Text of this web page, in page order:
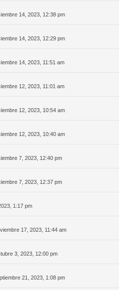
14, 2023, 12:38 pm
14, 2023, 12:29 pm
14, 2023, 11:51 am
12, 2023, 11:01 am
12, 2023, 10:54 am
12, 2023, 10:40 am
7, 2023, 12:40 pm
7, 2023, 12:37 pm
1:17 pm
17, 2023, 11:44 am
3, 2023, 12:00 pm
21, 2023, 1:08 pm